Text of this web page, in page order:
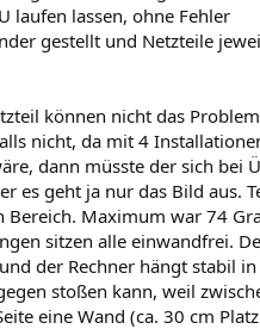
laufen lassen, ohne Fehler
gestellt und Netzteile
können nicht das
nicht, da mit 4
dann müsste der sich bei
es geht ja nur das Bild aus.
Maximum war 74
sitzen alle einwandfrei.
der Rechner hängt stabil
stoßen kann, weil
eine Wand (ca. 30 cm